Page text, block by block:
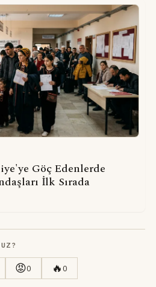
Göç Edenlerde
İlk Sırada
😡0 🔥0